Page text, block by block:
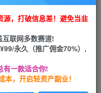
陆后购买，可保存购买订单
，打破信息差！避免当韭
联网多数赛道!
永久（推广佣金70%）,
有一款适合你!
，开启轻资产副业！